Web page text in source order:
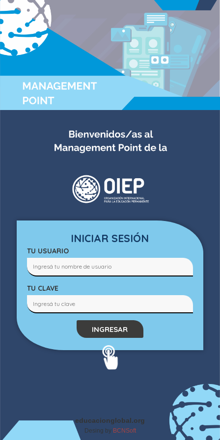
INICIAR SESIÓN
TU USUARIO
TU CLAVE
INGRESAR
educacionglobal.org
Desing by BCNSoft